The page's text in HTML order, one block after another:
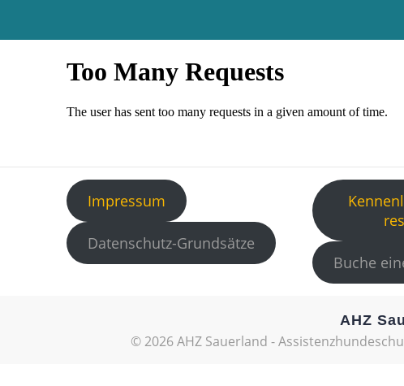
Impressum
Datenschutz-Grundsätze
Buche
AHZ
© 2026 AHZ Sauerland -